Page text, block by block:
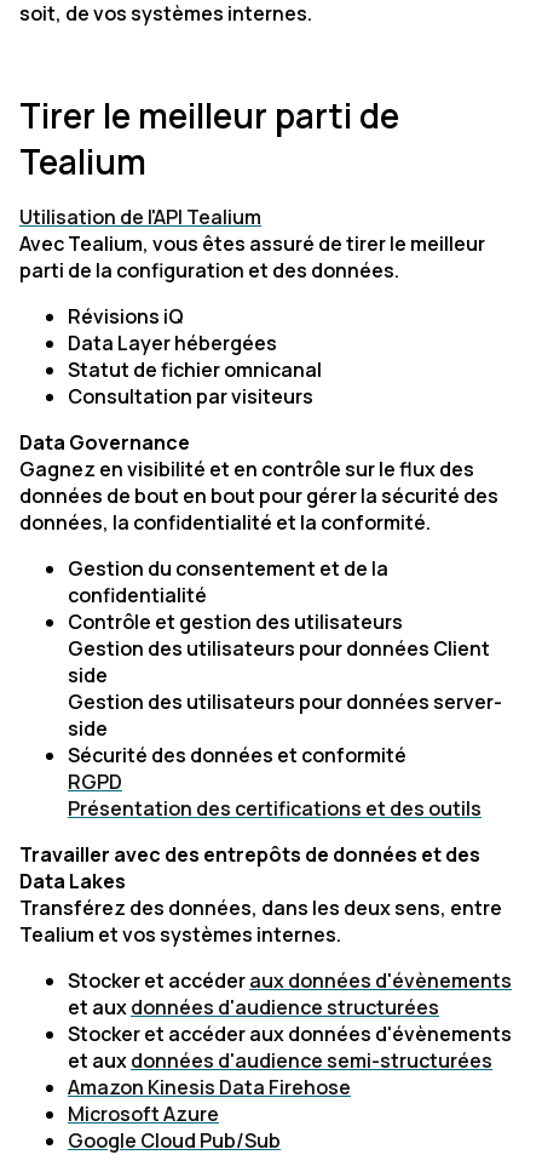
soit, de vos systèmes internes.
Tirer le meilleur parti de
Tealium
Utilisation de l'API Tealium
Avec Tealium, vous êtes assuré de tirer le meilleur
parti de la configuration et des données.
Révisions iQ
Data Layer hébergées
Statut de fichier omnicanal
Consultation par visiteurs
Data Governance
Gagnez en visibilité et en contrôle sur le flux des
données de bout en bout pour gérer la sécurité des
données, la confidentialité et la conformité.
Gestion du consentement et de la
confidentialité
Contrôle et gestion des utilisateurs
Gestion des utilisateurs pour données Client
side
Gestion des utilisateurs pour données server-
side
Sécurité des données et conformité
RGPD
Présentation des certifications et des outils
Travailler avec des entrepôts de données et des
Data Lakes
Transférez des données, dans les deux sens, entre
Tealium et vos systèmes internes.
Stocker et accéderaux données d'évènements
et auxdonnées d'audience structurées
Stocker et accéder aux données d'évènements
et auxdonnées d'audience semi-structurées
Amazon Kinesis Data Firehose
Microsoft Azure
Google Cloud Pub/Sub